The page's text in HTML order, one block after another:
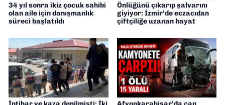
34 yıl sonra ikiz çocuk sahibi
olan aile için danışmanlık
süreci başlatıldı
Önlüğünü çıkarıp şalvarını
giyiyor: İzmir’de eczacıdan
çiftçiliğe uzanan hayat